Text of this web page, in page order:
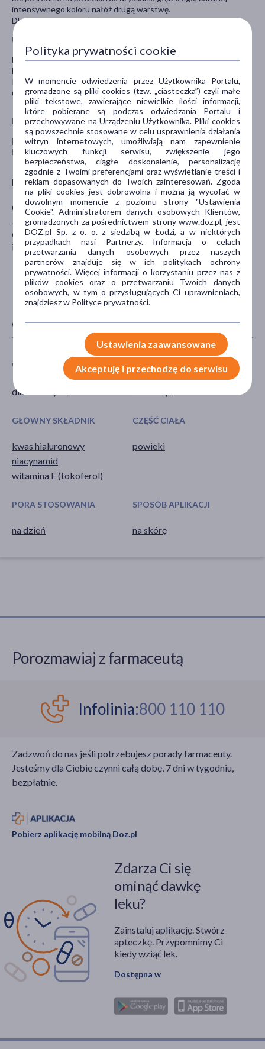
Pokaż wszystkie produkty NEO MAKE UP
Pokaż wszystkie produkty linii Intense Serum marki Neo
Make Up
Producent
Cosmo Group Sp. z o.o.
Jasielska 10A
60-476 Poznań
info@cosmogroup.pl
intensywnego koloru nałóż drugą warstwę.
Dla zwiększenia trwałości makijażu zaaplikuj bazę pod cienie.
Uwagi
Nie stosować w przypadku uczulenia na którykolwiek składnik
kosmetyku.
Przechowywać z dala od dzieci.
Chronić przed działaniem wysokich temperatur.
CECHY PRODUKTU
WIEK
dla dorosłych
TYP PRODUKTU
GŁÓWNY SKŁADNIK
kwas hialuronowy
niacynamid
witamina E (tokoferol)
CZĘŚĆ CIAŁA
powieki
PORA STOSOWANIA
na dzień
SPOSÓB APLIKACJI
na skórę
Porozmawiaj z farmaceutą
Infolinia:800 110 110
Zadzwoń do nas jeśli potrzebujesz porady farmaceuty.
Jesteśmy dla Ciebie czynni całą dobę, 7 dni w tygodniu,
bezpłatnie.
Pobierz aplikację mobilną Doz.pl
Zdarza Ci się
ominąć dawkę
leku?
Zainstaluj aplikację. Stwórz
apteczkę. Przypomnimy Ci
kiedy wziąć lek.
Dostępna w
Polityka prywatności cookie
W momencie odwiedzenia przez Użytkownika Portalu,
gromadzone są pliki cookies (tzw. „ciasteczka”) czyli małe
pliki tekstowe, zawierające niewielkie ilości informacji,
które pobierane są podczas odwiedzania Portalu i
przechowywane na Urządzeniu Użytkownika. Pliki cookies
są powszechnie stosowane w celu usprawnienia działania
witryn internetowych, umożliwiają nam zapewnienie
kluczowych funkcji serwisu, zwiększenie jego
bezpieczeństwa, ciągłe doskonalenie, personalizację
zgodnie z Twoimi preferencjami oraz wyświetlanie treści i
reklam dopasowanych do Twoich zainteresowań. Zgoda
na pliki cookies jest dobrowolna i można ją wycofać w
dowolnym momencie z poziomu strony "Ustawienia
Cookie". Administratorem danych osobowych Klientów,
gromadzonych za pośrednictwem strony www.doz.pl, jest
DOZ.pl Sp. z o. o. z siedzibą w Łodzi, a w niektórych
przypadkach nasi Partnerzy. Informacja o celach
przetwarzania danych osobowych przez naszych
partnerów znajduje się w ich politykach ochrony
prywatności. Więcej informacji o korzystaniu przez nas z
plików cookies oraz o przetwarzaniu Twoich danych
osobowych, w tym o przysługujących Ci uprawnieniach,
znajdziesz w Polityce prywatności.
Ustawienia zaawansowane
Akceptuję i przechodzę do serwisu